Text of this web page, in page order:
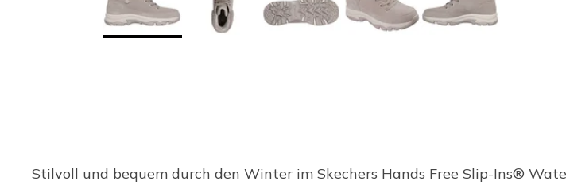
Stilvoll und bequem durch den Winter im Skechers Hands Free Slip-Ins®